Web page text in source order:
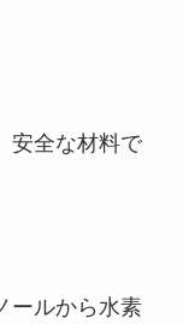
安全な材料で
ールから水素